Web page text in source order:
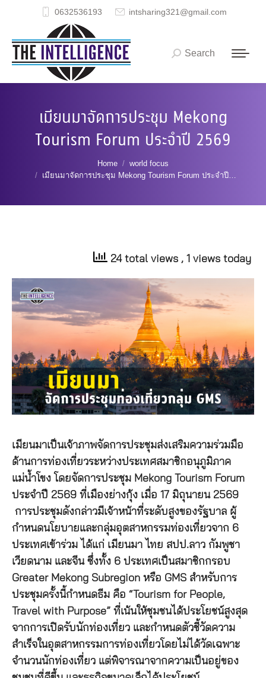
0632536193 intsharing321@gmail.com
Search:
Search
เมียนมาจัดการประชุม Mekong
Tourism Forum ประจำปี 2569
Home
world focus
เมียนมาจัดการประชุม Mekong Tourism Forum ประจำปี…
24 total views , 1 views today
เมียนมาเป็นเจ้าภาพจัดการประชุมส่งเสริมความร่วมมือ
ด้านการท่องเที่ยวระหว่างประเทศสมาชิกอนุภูมิภาค
แม่น้ำโขง โดยจัดการประชุม Mekong Tourism Forum
ประจำปี 2569 ที่เมืองย่างกุ้ง เมื่อ 17 มิถุนายน 2569
การประชุมดังกล่าวมีเจ้าหน้าที่ระดับสูงของรัฐบาล ผู้
กำหนดนโยบายและกลุ่มอุตสาหกรรมท่องเที่ยวจาก 6
ประเทศเข้าร่วม ได้แก่ เมียนมา ไทย สปป.ลาว กัมพูชา
เวียดนาม และจีน ซึ่งทั้ง 6 ประเทศเป็นสมาชิกกรอบ
Greater Mekong Subregion หรือ GMS สำหรับการ
ประชุมครั้งนี้กำหนดธีม คือ “Tourism for People,
Travel with Purpose” ที่เน้นให้ชุมชนได้ประโยชน์สูงสุด
จากการเปิดรับนักท่องเที่ยว และกำหนดตัวชี้วัดความ
สำเร็จในอุตสาหกรรมการท่องเที่ยวโดยไม่ได้วัดเฉพาะ
จำนวนนักท่องเที่ยว แต่พิจารณาจากความเป็นอยู่ของ